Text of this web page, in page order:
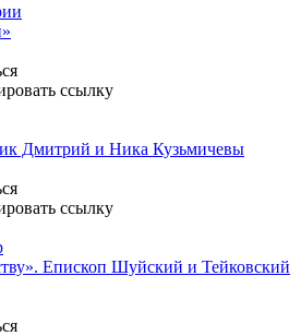
Дмитрий и Ника Кузьмичевы
Епископ Шуйский и Тейковский